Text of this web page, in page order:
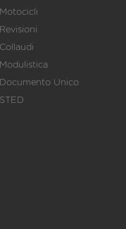
Motocicli
Revisioni
Collaudi
Modulistica
Documento Unico
STED